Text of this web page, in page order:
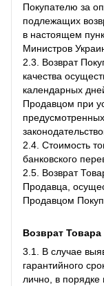
Покупателю за
подлежащих
в настоящем
Министров
2.3. Возврат
качества
календарных
Продавцом при
2.4. Стоимость
банковского
2.5. Возврат
Продавца,
Продавцом
Возврат
3.1. В случае
гарантийного
лично, в порядке